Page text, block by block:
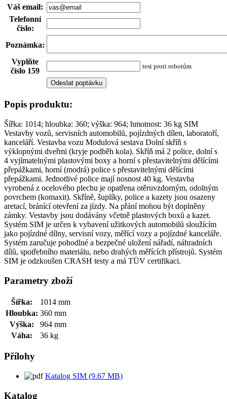
Váš email:
Telefonní
číslo:
Poznámka:
Vyplňte
číslo 159
test proti robotům
Popis produktu:
Šířka: 1014; hloubka: 360; výška: 964; hmotnost: 36 kg SIM
Vestavby vozů, servisních automobilů, pojízdných dílen, laboratoří,
kanceláří. Vestavba vozu Modulová sestava Dolní skříň s
výklopnými dveřmi (kryje podběh kola). Skříň má 2 police, dolní s
4 vyjímatelnými plastovými boxy a horní s přestavitelnými dělícími
přepážkami, horní (modrá) police s přestavitelnými dělícími
přepážkami. Jednotlivé police mají nosnost 40 kg. Vestavba
vyrobená z ocelového plechu je opatřena otěruvzdorným, odolným
povrchem (komaxit). Skříně, šuplíky, police a kazety jsou osazeny
aretací, bránící otevření za jízdy. Na přání mohou být doplněny
zámky. Vestavby jsou dodávány včetně plastových boxů a kazet.
Systém SIM je určen k vybavení užitkových automobilů sloužícím
jako pojízdné dílny, servisní vozy, měřící vozy a pojízdné kanceláře.
Systém zaručuje pohodlné a bezpečné uložení nářadí, náhradních
dílů, spotřebního materiálu, nebo drahých měřících přístrojů. Systém
SIM je odzkoušen CRASH testy a má TÜV certifikaci.
Parametry zboží
Šířka:
1014 mm
Hloubka: 360 mm
Výška:
964 mm
Váha:
36 kg
Přílohy
Katalog SIM (9.67 MB)
Katalog